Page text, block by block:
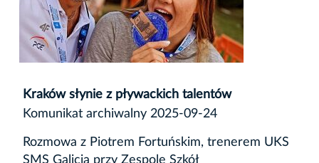
Kraków słynie z pływackich talentów
Komunikat archiwalny 2025-09-24
Rozmowa z Piotrem Fortuńskim, trenerem UKS
SMS Galicja przy Zespole Szkół